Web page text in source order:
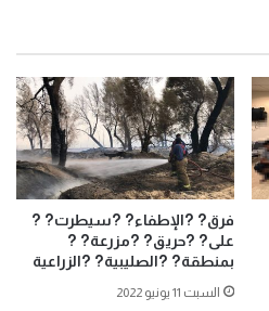
فرق? ?الإطفاء? ?سيطرت? ?
على? ?حريق? ?مزرعة? ?
بمنطقة? ?الصليبية? ?الزراعية
السبت 11 يونيو 2022